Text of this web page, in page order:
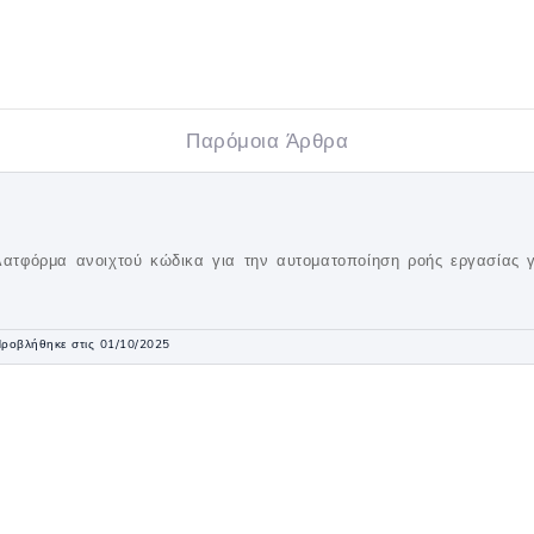
Παρόμοια Άρθρα
ανοιχτού κώδικα για την αυτοματοποίηση ροής
στις 01/10/2025